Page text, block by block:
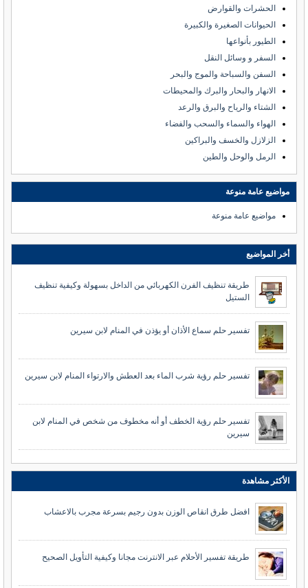
الحشرات والقوارض
الحيوانات الصغيرة والكبيرة
الطيور بأنواعها
السفر و وسائل النقل
السفن والسباحة والموج والبحر
الانهار والبحار والبرك والمحيطات
الشتاء والرياح والبرق والرعد
الهواء والسماء والسحب والفضاء
الزلازل والخسف والبراكين
الرمل والوحل والطين
مواضيع عامة منوعة
مواضيع عامة منوعة
أخر المواضيع
طريقة تنظيف الفرن الكهربائي من الداخل بسهولة وكيفية تنظيف
الستيل
تفسير حلم سماع الأذان أو يؤذن في المنام لابن سيرين
تفسير حلم رؤية شرب الماء بعد العطش والارتواء المنام لابن سيرين
تفسير حلم رؤية الخطف أو أنه مخطوف من شخص في المنام لابن
سيرين
الأكثر مشاهدة
افضل طرق انقاص الوزن بدون رجيم بسرعة مجرب بالاعشاب
طريقة تفسير الأحلام عبر الانترنت مجانا وكيفية التأويل الصحيح